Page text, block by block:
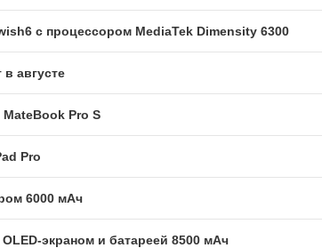
с процессором MediaTek Dimensity 6300
августе
MateBook Pro S
Pro
6000 мАч
экраном и батареей 8500 мАч